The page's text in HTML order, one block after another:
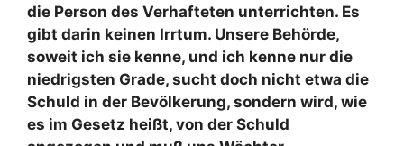
die Person des Verhafteten unterrichten. Es
gibt darin keinen Irrtum. Unsere Behörde,
soweit ich sie kenne, und ich kenne nur die
niedrigsten Grade, sucht doch nicht etwa die
Schuld in der Bevölkerung, sondern wird, wie
es im Gesetz heißt, von der Schuld